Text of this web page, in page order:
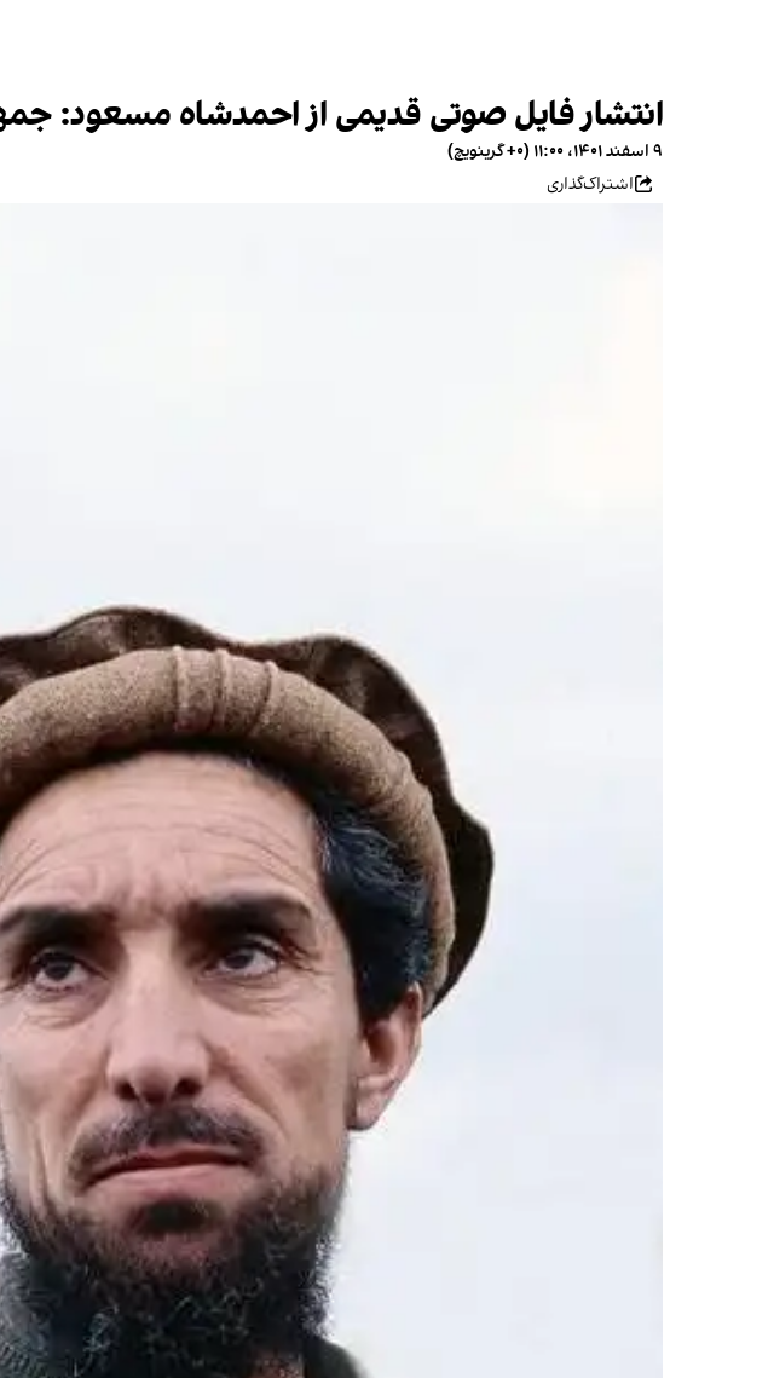
انتشار فایل صوتی قدیمی از احمدشاه مسعود:
۹ اسفند ۱۴۰۱، ۱۱:۰۰ (‎+۰ گرینویچ)
اشتراک‌گذاری